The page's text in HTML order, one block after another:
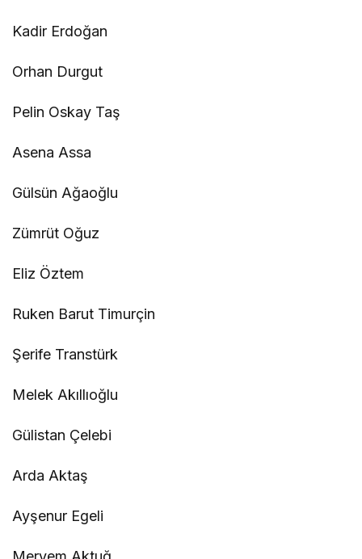
Kadir Erdoğan
Orhan Durgut
Pelin Oskay Taş
Asena Assa
Gülsün Ağaoğlu
Zümrüt Oğuz
Eliz Öztem
Ruken Barut Timurçin
Şerife Transtürk
Melek Akıllıoğlu
Gülistan Çelebi
Arda Aktaş
Ayşenur Egeli